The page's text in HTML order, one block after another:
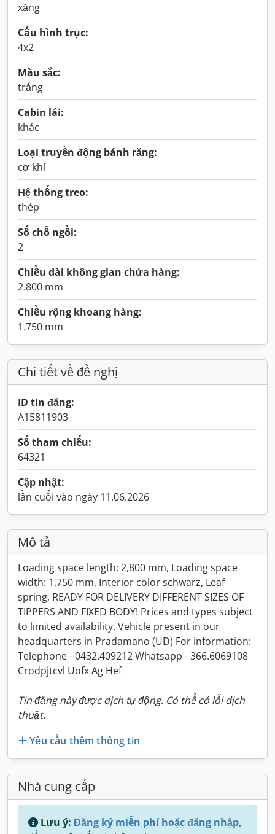
xăng
Cấu hình trục:
4x2
Màu sắc:
trắng
Cabin lái:
khác
Loại truyền động bánh răng:
cơ khí
Hệ thống treo:
thép
Số chỗ ngồi:
2
Chiều dài không gian chứa hàng:
2.800 mm
Chiều rộng khoang hàng:
1.750 mm
Chi tiết về đề nghị
ID tin đăng:
A15811903
Số tham chiếu:
64321
Cập nhật:
lần cuối vào ngày 11.06.2026
Mô tả
Loading space length: 2,800 mm, Loading space
width: 1,750 mm, Interior color schwarz, Leaf
spring, READY FOR DELIVERY DIFFERENT SIZES OF
TIPPERS AND FIXED BODY! Prices and types subject
to limited availability. Vehicle present in our
headquarters in Pradamano (UD) For information:
Telephone - 0432.409212 Whatsapp - 366.6069108
Crodpjtcvl Uofx Ag Hef
Tin đăng này được dịch tự động. Có thể có lỗi dịch
thuật.
Yêu cầu thêm thông tin
Nhà cung cấp
Lưu ý: Đăng ký miễn phí hoặc đăng nhập,